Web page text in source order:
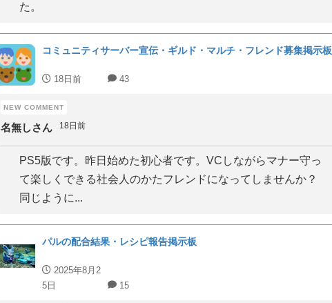
た。
コミュニティサーバー宣伝・ギルド・マルチ・フレンド募集掲示板
18日前 43
名無しさん 18日前
PS5版です。昨日始めた初心者です。VCしながらマナー守っ
て楽しくできる社会人のかたフレンドになってしませんか？
同じように...
パルの配合結果・レシピ報告掲示板
2025年8月2
5日
15